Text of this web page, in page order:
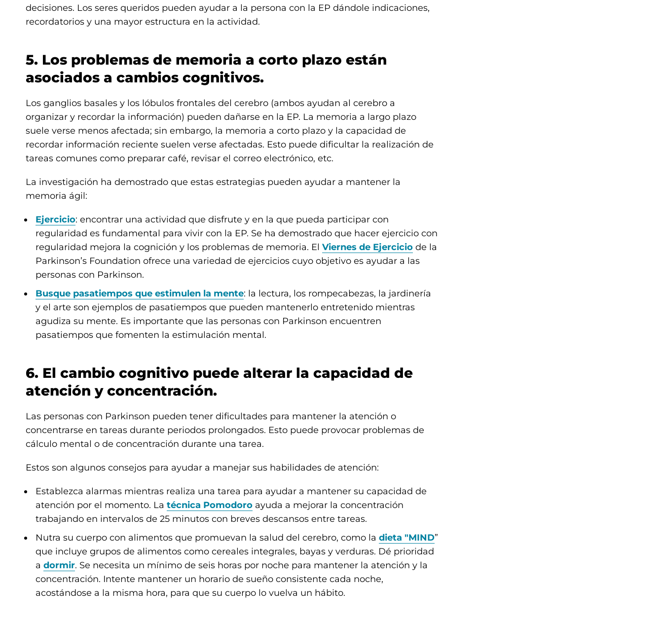
decisiones. Los seres queridos pueden ayudar a la persona con la EP dándole indicaciones,
recordatorios y una mayor estructura en la actividad.
5. Los problemas de memoria a corto plazo están
asociados a cambios cognitivos.
Los ganglios basales y los lóbulos frontales del cerebro (ambos ayudan al cerebro a
organizar y recordar la información) pueden dañarse en la EP. La memoria a largo plazo
suele verse menos afectada; sin embargo, la memoria a corto plazo y la capacidad de
recordar información reciente suelen verse afectadas. Esto puede dificultar la realización de
tareas comunes como preparar café, revisar el correo electrónico, etc.
La investigación ha demostrado que estas estrategias pueden ayudar a mantener la
memoria ágil:
Ejercicio: encontrar una actividad que disfrute y en la que pueda participar con
regularidad es fundamental para vivir con la EP. Se ha demostrado que hacer ejercicio con
regularidad mejora la cognición y los problemas de memoria. El Viernes de Ejercicio de la
Parkinson’s Foundation ofrece una variedad de ejercicios cuyo objetivo es ayudar a las
personas con Parkinson.
Busque pasatiempos que estimulen la mente: la lectura, los rompecabezas, la jardinería
y el arte son ejemplos de pasatiempos que pueden mantenerlo entretenido mientras
agudiza su mente. Es importante que las personas con Parkinson encuentren
pasatiempos que fomenten la estimulación mental.
6. El cambio cognitivo puede alterar la capacidad de
atención y concentración.
Las personas con Parkinson pueden tener dificultades para mantener la atención o
concentrarse en tareas durante periodos prolongados. Esto puede provocar problemas de
cálculo mental o de concentración durante una tarea.
Estos son algunos consejos para ayudar a manejar sus habilidades de atención:
Establezca alarmas mientras realiza una tarea para ayudar a mantener su capacidad de
atención por el momento. La técnica Pomodoro ayuda a mejorar la concentración
trabajando en intervalos de 25 minutos con breves descansos entre tareas.
Nutra su cuerpo con alimentos que promuevan la salud del cerebro, como la dieta "MIND”
que incluye grupos de alimentos como cereales integrales, bayas y verduras. Dé prioridad
a dormir. Se necesita un mínimo de seis horas por noche para mantener la atención y la
concentración. Intente mantener un horario de sueño consistente cada noche,
acostándose a la misma hora, para que su cuerpo lo vuelva un hábito.